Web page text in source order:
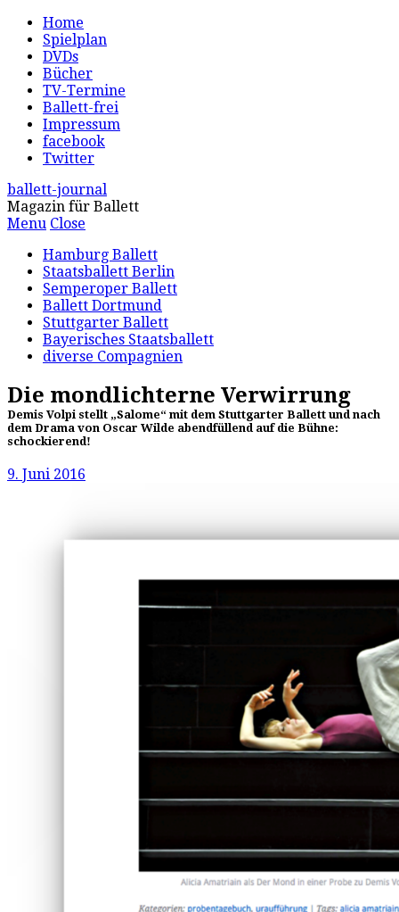
Home
Spielplan
DVDs
Bücher
TV-Termine
Ballett-frei
Impressum
facebook
Twitter
ballett-journal
Magazin für Ballett
Menu Close
Hamburg Ballett
Staatsballett Berlin
Semperoper Ballett
Ballett Dortmund
Stuttgarter Ballett
Bayerisches Staatsballett
diverse Compagnien
Die mondlichterne Verwirrung
Demis Volpi stellt „Salome“ mit dem Stuttgarter Ballett und nach
dem Drama von Oscar Wilde abendfüllend auf die Bühne:
schockierend!
9. Juni 2016